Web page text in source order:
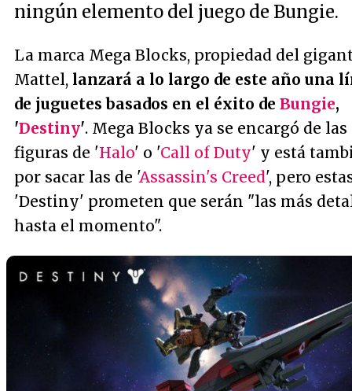
ningún elemento del juego de Bungie.
La marca Mega Blocks, propiedad del
Mattel, lanzará a lo largo de este año una
de juguetes basados en el éxito de Bungie,
'Destiny'. Mega Blocks ya se encargó de las
figuras de 'Halo' o 'Call of Duty' y está
por sacar las de 'Assassin's Creed', pero
'Destiny' prometen que serán "las más
hasta el momento".